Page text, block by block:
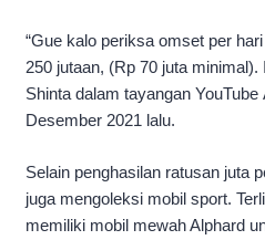
“Gue kalo periksa omset per
250 jutaan, (Rp 70 juta minimal).
Shinta dalam tayangan YouTube
Desember 2021 lalu.
Selain penghasilan ratusan juta
juga mengoleksi mobil sport.
memiliki mobil mewah Alphard